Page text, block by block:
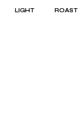
LIGHT ROAST